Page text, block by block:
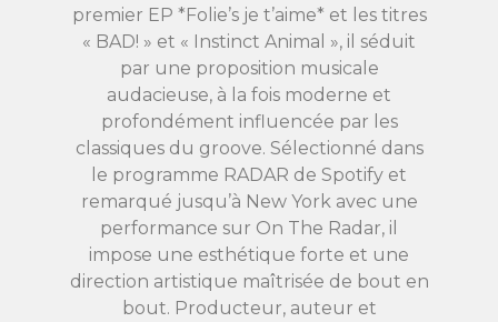
premier EP *Folie’s je t’aime* et les titres
« BAD! » et « Instinct Animal », il séduit
par une proposition musicale
audacieuse, à la fois moderne et
profondément influencée par les
classiques du groove. Sélectionné dans
le programme RADAR de Spotify et
remarqué jusqu’à New York avec une
performance sur On The Radar, il
impose une esthétique forte et une
direction artistique maîtrisée de bout en
bout. Producteur, auteur et